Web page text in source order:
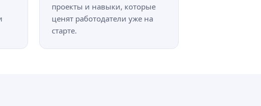
проекты и навыки, которые
ценят работодатели уже на
старте.